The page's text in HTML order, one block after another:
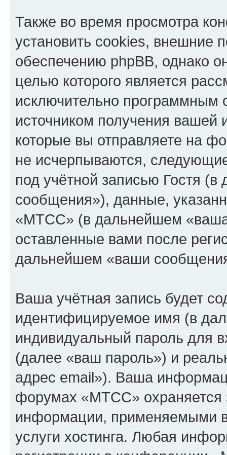
Также во время просмотра
установить cookies, внешние
обеспечению phpBB, однако
целью которого является
исключительно программным
источником получения
которые вы отправляете на
не исчерпываются,
под учётной записью Гостя
сообщения»), данные,
«МТСС» (в дальнейшем
оставленные вами после
дальнейшем «ваши
Ваша учётная запись будет
идентифицируемое имя (в
индивидуальный пароль для
(далее «ваш пароль») и
адрес email»). Ваша
форумах «МТСС» охраняется
информации, применяемыми
услуги хостинга. Любая